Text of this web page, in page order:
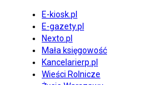
E-kiosk.pl
E-gazety.pl
Nexto.pl
Mała księgowość
Kancelarierp.pl
Wieści Rolnicze